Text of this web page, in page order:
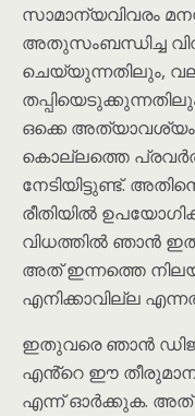
സാമാന്യവിവരം
അതുസംബന്ധിച്ച
ചെയ്യുന്നതിലും,
ഒക്കെ അത്യാവശ്യം
കൊല്ലത്തെ
നേടിയിട്ടുണ്ട്.
രീതിയിൽ
വിധത്തിൽ ഞാൻ
അത് ഇന്നത്തെ
എനിക്കാവില്ല
ഇതുവരെ ഞാൻ
എൻ്റെ ഈ
എന്ന് ഓർക്കുക.